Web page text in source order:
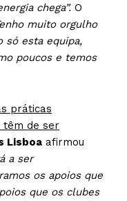
chega”. O
muito orgulho
só esta equipa,
poucos e temos
práticas
têm de ser
Lisboa afirmou
a ser
os apoios que
que os clubes